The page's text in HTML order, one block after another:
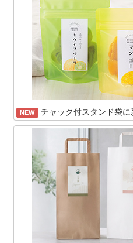
NEW チャック付スタンド袋に